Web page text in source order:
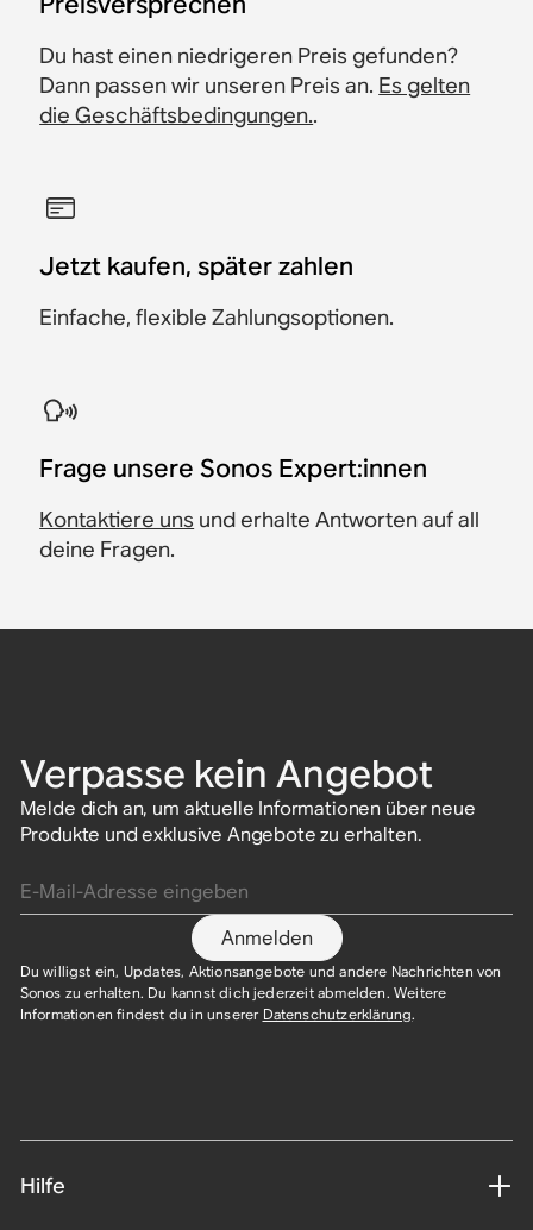
Du hast einen niedrigeren Preis gefunden?
Dann passen wir unseren Preis an. Es gelten
die Geschäftsbedingungen..
Jetzt kaufen, später zahlen
Einfache, flexible Zahlungsoptionen.
​Frage unsere Sonos Expert:innen
Kontaktiere uns und erhalte Antworten auf all
deine Fragen.
Verpasse kein Angebot
Melde dich an, um aktuelle Informationen über neue
Produkte und exklusive Angebote zu erhalten.
Anmelden
Du willigst ein, Updates, Aktionsangebote und andere Nachrichten von
Sonos zu erhalten. Du kannst dich jederzeit abmelden. Weitere
Informationen findest du in unserer Datenschutzerklärung.​
Hilfe